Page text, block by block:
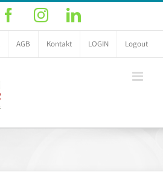
FacebookInstagramLinkedIn
AGB Kontakt LOGIN Logout